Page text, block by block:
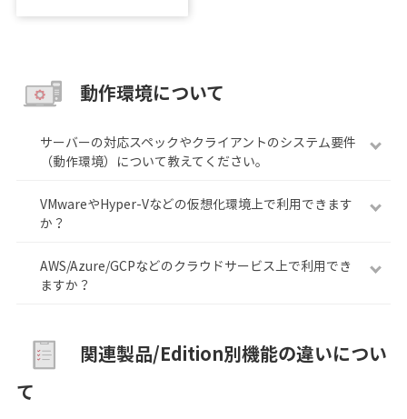
動作環境について
サーバーの対応スペックやクライアントのシステム要件
（動作環境）について教えてください。
VMwareやHyper-Vなどの仮想化環境上で利用できます
か？
AWS/Azure/GCPなどのクラウドサービス上で利用でき
ますか？
関連製品/Edition別機能の違いについ
て